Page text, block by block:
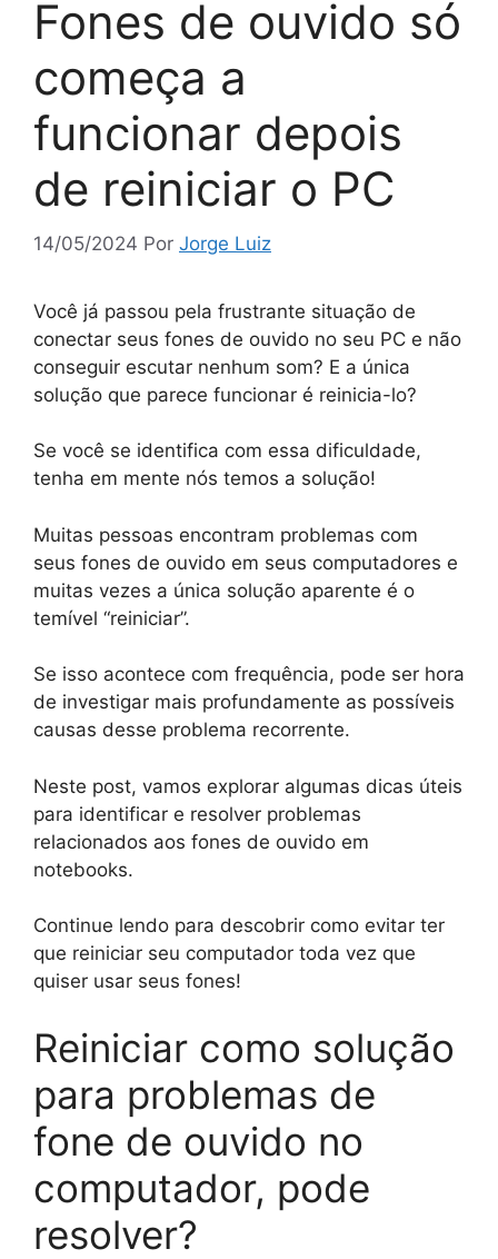
Fones de ouvido só
começa a
funcionar depois
de reiniciar o PC
14/05/2024 Por Jorge Luiz
Você já passou pela frustrante situação de
conectar seus fones de ouvido no seu PC e não
conseguir escutar nenhum som? E a única
solução que parece funcionar é reinicia-lo?
Se você se identifica com essa dificuldade,
tenha em mente nós temos a solução!
Muitas pessoas encontram problemas com
seus fones de ouvido em seus computadores e
muitas vezes a única solução aparente é o
temível “reiniciar”.
Se isso acontece com frequência, pode ser hora
de investigar mais profundamente as possíveis
causas desse problema recorrente.
Neste post, vamos explorar algumas dicas úteis
para identificar e resolver problemas
relacionados aos fones de ouvido em
notebooks.
Continue lendo para descobrir como evitar ter
que reiniciar seu computador toda vez que
quiser usar seus fones!
Reiniciar como solução
para problemas de
fone de ouvido no
computador, pode
resolver?